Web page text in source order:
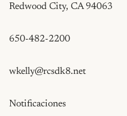
Redwood City, CA 94063
650-482-2200
wkelly@rcsdk8.net
Notificaciones